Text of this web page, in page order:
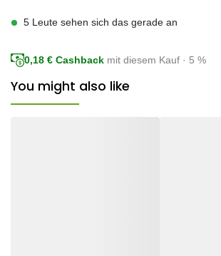
5 Leute sehen sich das gerade an
0,18 € Cashback mit diesem Kauf · 5 %
You might also like